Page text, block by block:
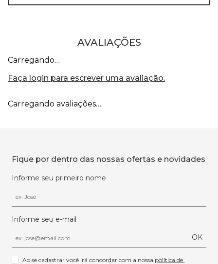
AVALIAÇÕES
Carregando…
Faça login para escrever uma avaliação.
Carregando avaliações…
Fique por dentro das nossas ofertas e novidades
Informe seu primeiro nome
Informe seu e-mail
OK
Ao se cadastrar você irá concordar com a nossa política de